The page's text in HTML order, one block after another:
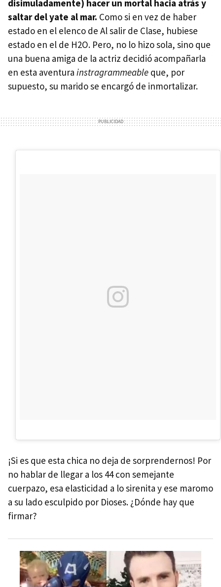
disimuladamente) hacer un mortal hacia atrás y
saltar del yate al mar. Como si en vez de haber
estado en el elenco de Al salir de Clase, hubiese
estado en el de H2O. Pero, no lo hizo sola, sino que
una buena amiga de la actriz decidió acompañarla
en esta aventura instragrammeable que, por
supuesto, su marido se encargó de inmortalizar.
¡Si es que esta chica no deja de sorprendernos! Por
no hablar de llegar a los 44 con semejante
cuerpazo, esa elasticidad a lo sirenita y ese maromo
a su lado esculpido por Dioses. ¿Dónde hay que
firmar?